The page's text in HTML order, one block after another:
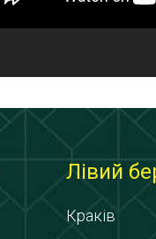
Лівий
Краків